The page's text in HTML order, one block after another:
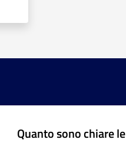
Quanto sono chiare